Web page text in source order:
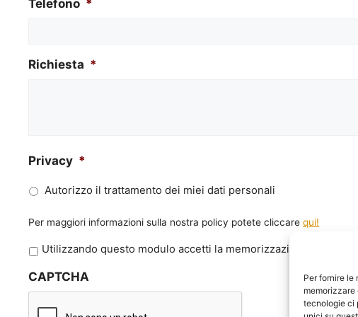
Per fornire le
tecnologie ci
Telefono *
Richiesta *
Privacy *
Autorizzo il trattamento dei miei dati personali
Per maggiori informazioni sulla nostra policy potete cliccare qui!
P
i
v
Utilizzando questo modulo accetti la memorizzazione e la
CAPTCHA